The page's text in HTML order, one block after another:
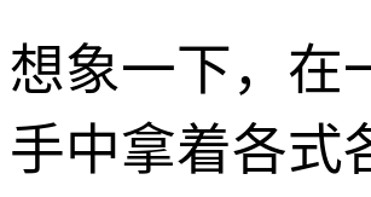
想象一下，在
手中拿着各式